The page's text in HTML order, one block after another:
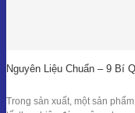
Nguyên Liệu Chuẩn – 9 Bí
Trong sản xuất, một sản